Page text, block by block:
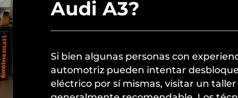
Audi A3?
Si bien algunas personas con
automotriz pueden intentar
eléctrico por sí mismas, visitar un taller